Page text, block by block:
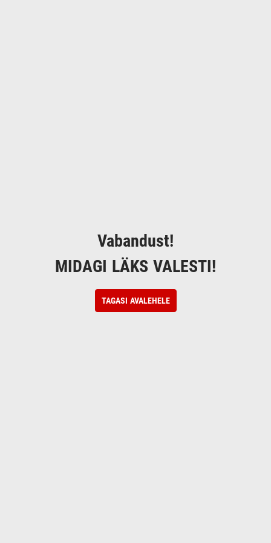
Vabandust!
MIDAGI LÄKS VALESTI!
TAGASI AVALEHELE